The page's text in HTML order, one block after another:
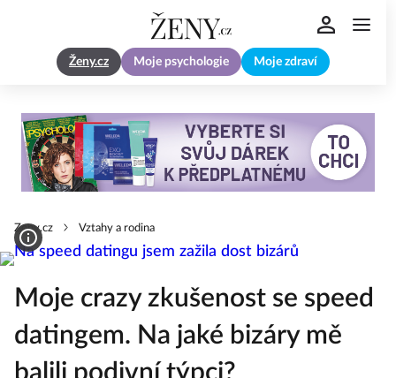
Ženy.cz Moje psychologie Moje zdraví
Zeny.cz Vztahy a rodina
Moje crazy zkušenost se speed
datingem. Na jaké bizáry mě